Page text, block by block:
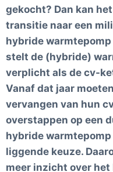
gekocht? Dan kan
transitie naar een
hybride
stelt de (hybride)
verplicht als de cv-
Vanaf dat jaar
vervangen van hun
overstappen op een
hybride
liggende keuze.
meer inzicht over